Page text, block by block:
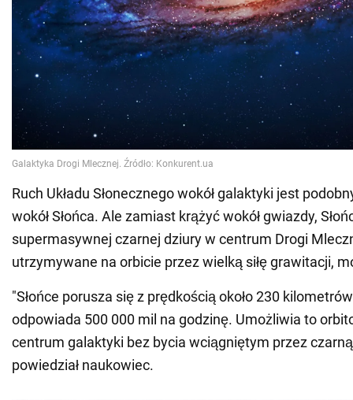
Ruch Układu Słonecznego wokół galaktyki jest
wokół Słońca. Ale zamiast krążyć wokół gwiazdy,
supermasywnej czarnej dziury w centrum Drogi
utrzymywane na orbicie przez wielką siłę grawitacji,
"Słońce porusza się z prędkością około 230
odpowiada 500 000 mil na godzinę. Umożliwia to
centrum galaktyki bez bycia wciągniętym przez
powiedział naukowiec.